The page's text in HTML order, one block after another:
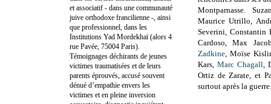
Montparnasse.
Maurice Utrillo,
Severini, Constantin
Cardoso, Max
Zadkine, Moïse
Kars,Marc Chagall,
Ortiz de Zarate, et
surtout après la
et associatif - dans une communauté
juive orthodoxe francilienne -, ainsi
que professionnel, dans les
Institutions Yad Mordekhaï (alors 4
rue Pavée, 75004 Paris).
Témoignages déchirants de jeunes
victimes traumatisées et de leurs
parents éprouvés, accusé souvent
dénué d’empathie envers les
victimes et en pleine inversion